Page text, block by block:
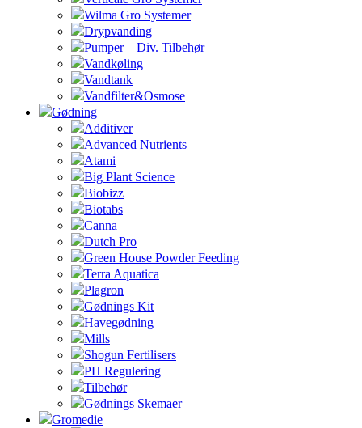
Wilma Gro Systemer
Drypvanding
Pumper – Div. Tilbehør
Vandkøling
Vandtank
Vandfilter&Osmose
Gødning
Additiver
Advanced Nutrients
Atami
Big Plant Science
Biobizz
Biotabs
Canna
Dutch Pro
Green House Powder Feeding
Terra Aquatica
Plagron
Gødnings Kit
Havegødning
Mills
Shogun Fertilisers
PH Regulering
Tilbehør
Gødnings Skemaer
Gromedie